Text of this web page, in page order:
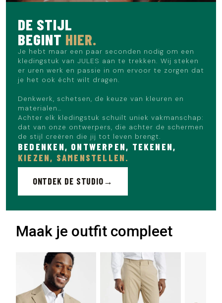
Het model meet 1m86 en draagt maat L.
DE STIJL
BEGINT HIER.
Je hebt maar een paar seconden nodig om een
kledingstuk van JULES aan te trekken. Wij steken
er uren werk en passie in om ervoor te zorgen dat
je het ook écht wilt dragen.
Denkwerk, schetsen, de keuze van kleuren en
materialen…
Achter elk kledingstuk schuilt uniek vakmanschap:
dat van onze ontwerpers, die achter de schermen
de stijl creëren die jij tot leven brengt.
BEDENKEN, ONTWERPEN, TEKENEN,
KIEZEN, SAMENSTELLEN.
ONTDEK DE STUDIO
Maak je outfit compleet